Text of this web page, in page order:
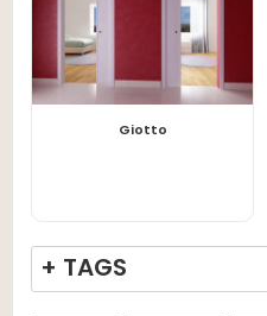
LEGGI TUTTO
Giotto
+ TAGS